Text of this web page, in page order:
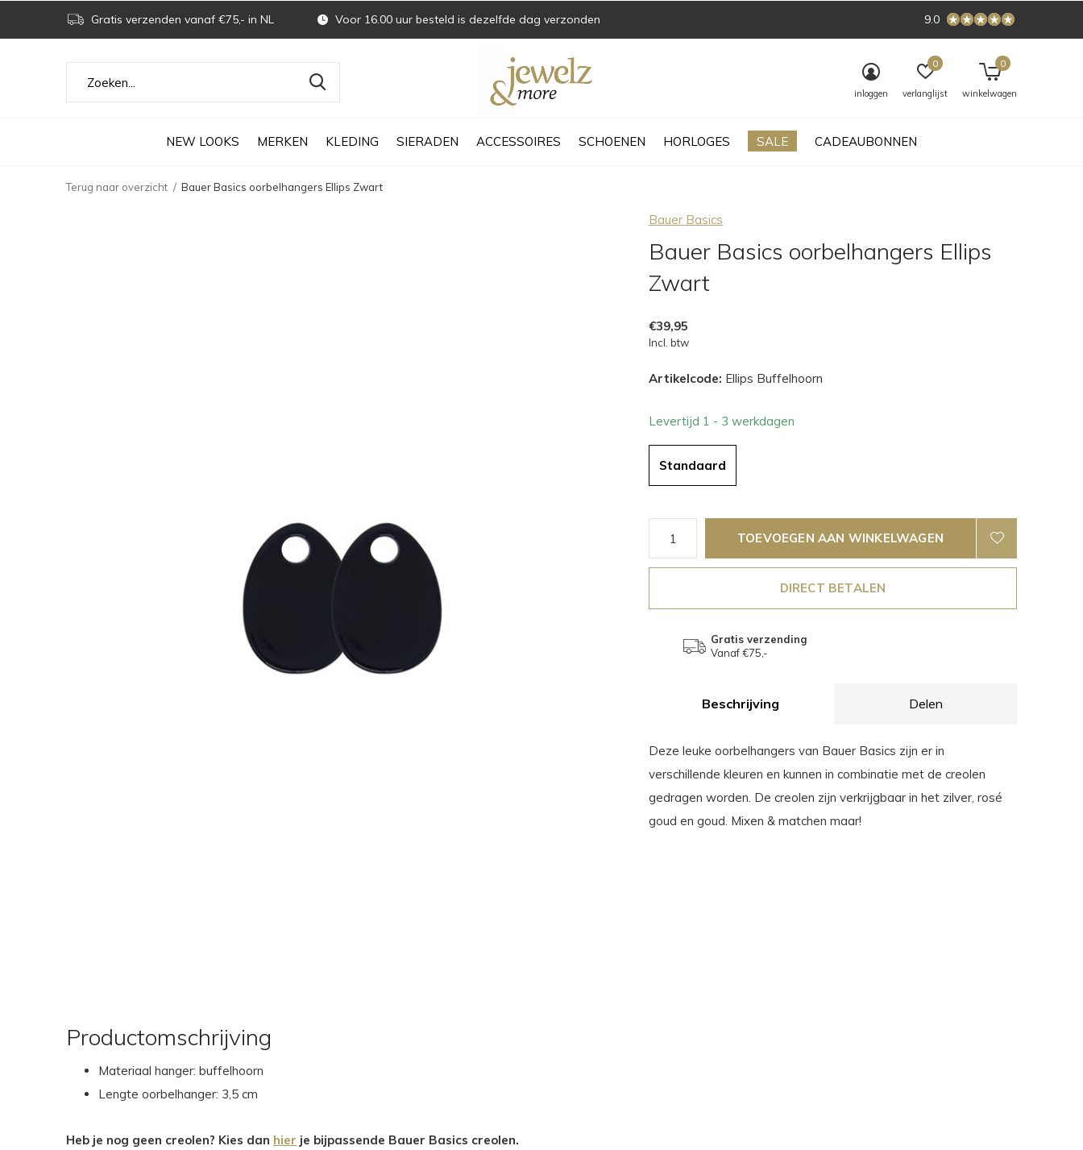
NEW LOOKS MERKEN KLEDING SIERADEN ACCESSOIRES SCHOENEN HORLOGES SALE CADEAUBONNEN
inloggen verlanglijst
0
winkelwagen
0
Gratis verzenden vanaf €75,- in NL Voor 16.00 uur besteld is dezelfde dag verzonden 9.0
Terug naar overzicht Bauer Basics oorbelhangers Ellips Zwart
Bauer Basics
Bauer Basics oorbelhangers Ellips
Zwart
€39,95
Incl. btw
Artikelcode: Ellips Buffelhoorn
Levertijd 1 - 3 werkdagen
Standaard
TOEVOEGEN AAN WINKELWAGEN
DIRECT BETALEN
Gratis verzending
Vanaf €75,-
Beschrijving Delen
Deze leuke oorbelhangers van Bauer Basics zijn er in
verschillende kleuren en kunnen in combinatie met de creolen
gedragen worden. De creolen zijn verkrijgbaar in het zilver, rosé
goud en goud. Mixen & matchen maar!
Productomschrijving
Materiaal hanger: buffelhoorn
Lengte oorbelhanger: 3,5 cm
Heb je nog geen creolen? Kies dan hier je bijpassende Bauer Basics creolen.